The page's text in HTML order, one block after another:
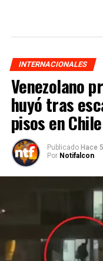
INTERNACIONALES
Venezolano
huyó tras
pisos en Chile
Publicado Hace
Por Notifalcon